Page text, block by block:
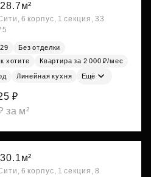
28.7м²
6 корпус, 1 секция, 33
Без отделки
хотите
Квартира за 2 000 ₽/мес
Линейная кухня Ещё
₽
за м²
30.1м²
6 корпус, 1 секция, 8